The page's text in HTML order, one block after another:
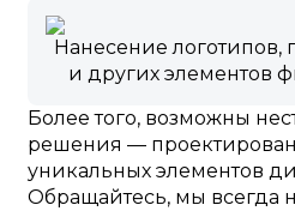
Нанесение логотипов,
и других элементов
Более того, возможны
решения —
уникальных элементов
Обращайтесь, мы всегда